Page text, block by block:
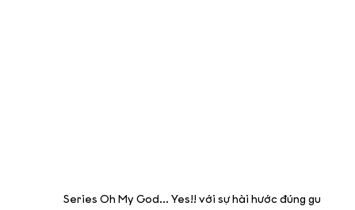
Series Oh My God... Yes!! với sự hài hước đúng gu